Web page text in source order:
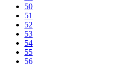
50
51
52
53
54
55
56